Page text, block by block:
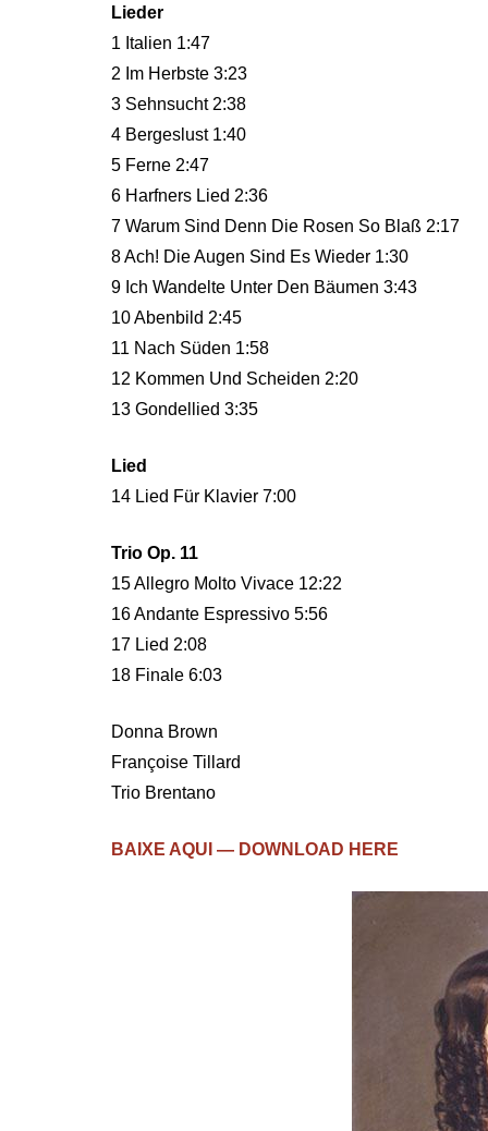
Lieder
1 Italien 1:47
2 Im Herbste 3:23
3 Sehnsucht 2:38
4 Bergeslust 1:40
5 Ferne 2:47
6 Harfners Lied 2:36
7 Warum Sind Denn Die Rosen So Blaß 2:17
8 Ach! Die Augen Sind Es Wieder 1:30
9 Ich Wandelte Unter Den Bäumen 3:43
10 Abenbild 2:45
11 Nach Süden 1:58
12 Kommen Und Scheiden 2:20
13 Gondellied 3:35
Lied
14 Lied Für Klavier 7:00
Trio Op. 11
15 Allegro Molto Vivace 12:22
16 Andante Espressivo 5:56
17 Lied 2:08
18 Finale 6:03
Donna Brown
Françoise Tillard
Trio Brentano
BAIXE AQUI — DOWNLOAD HERE